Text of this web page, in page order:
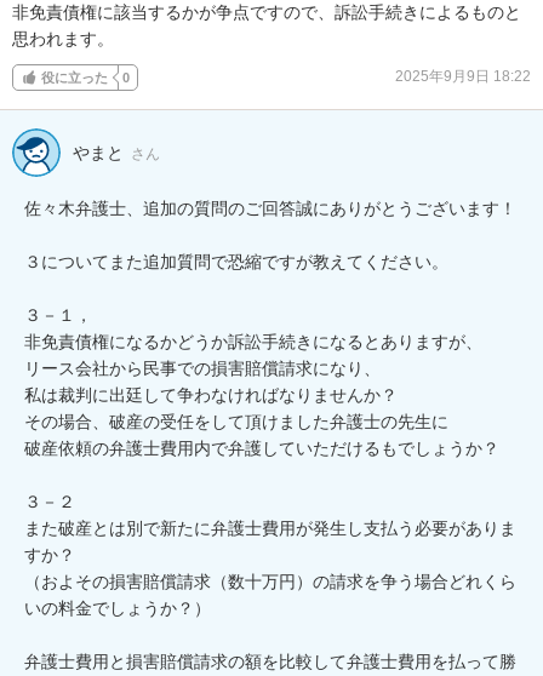
非免責債権に該当するかが争点ですので、訴訟手続きによるものと
思われます。
役に立った 0 2025年9月9日 18:22
やまと さん
佐々木弁護士、追加の質問のご回答誠にありがとうございます！
３についてまた追加質問で恐縮ですが教えてください。
３－１，
非免責債権になるかどうか訴訟手続きになるとありますが、
リース会社から民事での損害賠償請求になり、
私は裁判に出廷して争わなければなりませんか？
その場合、破産の受任をして頂けました弁護士の先生に
破産依頼の弁護士費用内で弁護していただけるもでしょうか？
３－２
また破産とは別で新たに弁護士費用が発生し支払う必要がありま
すか？
（およその損害賠償請求（数十万円）の請求を争う場合どれくら
いの料金でしょうか？）
弁護士費用と損害賠償請求の額を比較して弁護士費用を払って勝